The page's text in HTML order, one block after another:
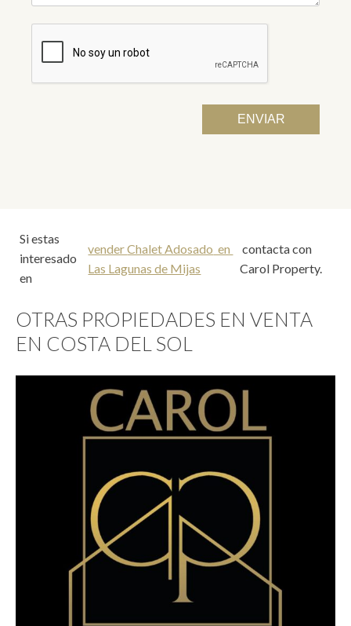
Si estas
interesado
en
venderChalet Adosado en
Las Lagunas de Mijas
contacta con
Carol Property.
OTRAS PROPIEDADES EN VENTA
EN COSTA DEL SOL